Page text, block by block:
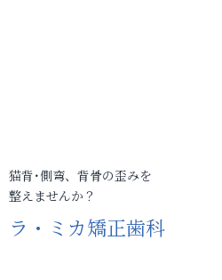
猫背･側弯、背骨の歪みを
整えませんか？
ラ・ミカ矯正歯科